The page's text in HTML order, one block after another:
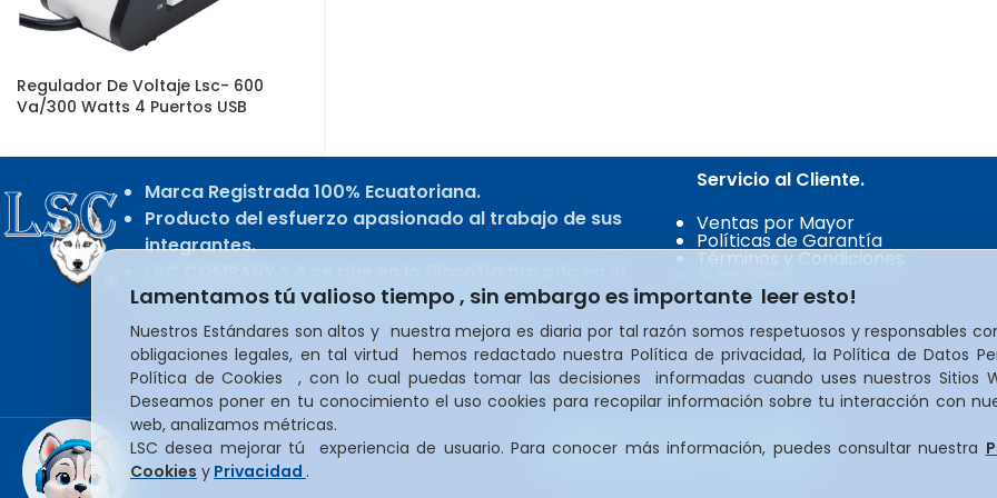
Regulador De Voltaje Lsc- 600
Va/300 Watts 4 Puertos USB
Marca Registrada 100% Ecuatoriana.
Producto del esfuerzo apasionado al trabajo de sus
integrantes.
liderazgo y la mejora constante e infinita.
Servicio al Cliente.
Ventas por Mayor
Políticas de Garantía
Términos y Condiciones
Todos los derechos reservados.
Lamentamos tú valioso tiempo , sin embargo es importante leer esto!
Nuestros Estándares son altos y nuestra mejora es diaria por tal razón somos respetuosos y responsables
obligaciones legales, en tal virtud hemos redactado nuestra Política de privacidad, la Política de Datos
Política de Cookies , con lo cual puedas tomar las decisiones informadas cuando uses nuestros Sitios
Deseamos poner en tu conocimiento el uso cookies para recopilar información sobre tu interacción con
web, analizamos métricas.
LSC desea mejorar tú experiencia de usuario. Para conocer más información, puedes consultar nuestra
Cookies y Privacidad .